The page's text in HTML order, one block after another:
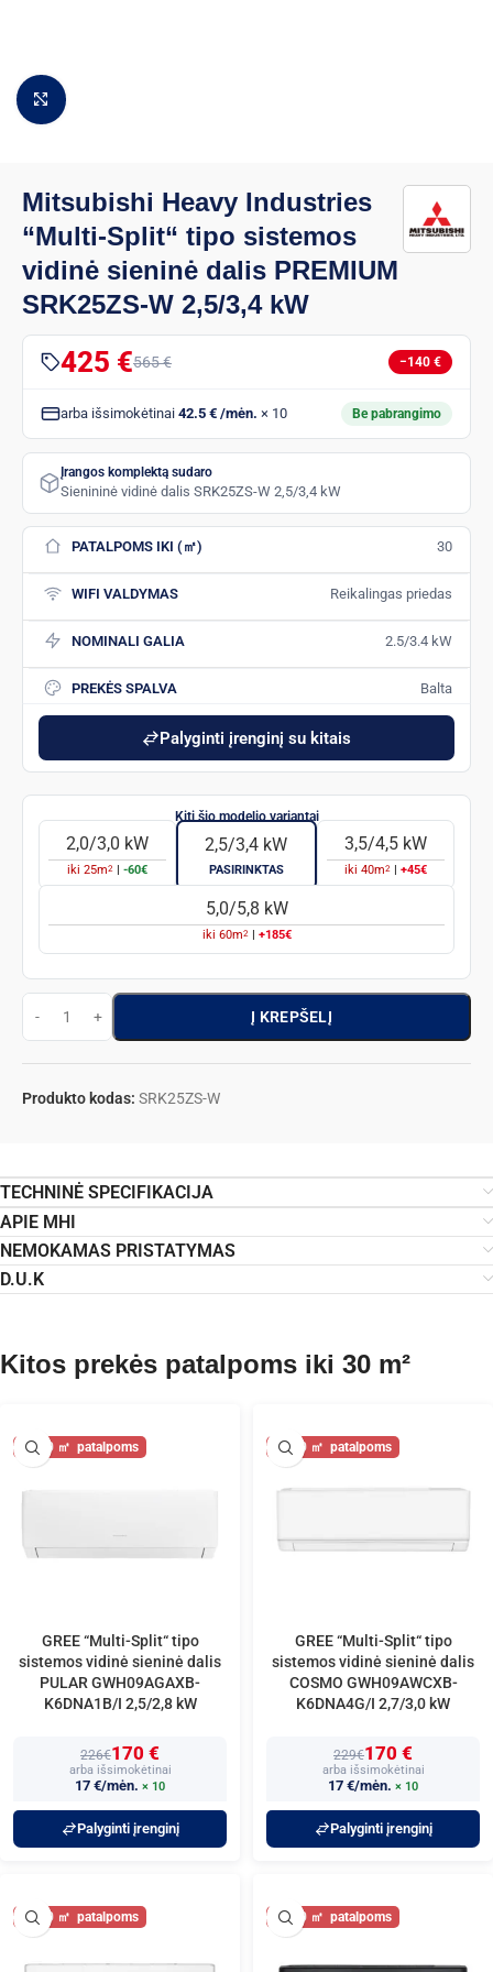
Padidinti vaizdą
Mitsubishi Heavy Industries
“Multi-Split“ tipo sistemos
vidinė sieninė dalis PREMIUM
SRK25ZS-W 2,5/3,4 kW
425 €565 € −140 €
arba išsimokėtinai 42.5 € /mėn. × 10 Be pabrangimo
Įrangos komplektą sudaro
Sienininė vidinė dalis SRK25ZS-W 2,5/3,4 kW
PATALPOMS IKI (㎡) 30
WIFI VALDYMAS Reikalingas priedas
NOMINALI GALIA 2.5/3.4 kW
PREKĖS SPALVA Balta
Palyginti įrenginį su kitais
2,0/3,0 kW
iki25m2 -60€
2,5/3,4 kW
PASIRINKTAS
3,5/4,5 kW
iki 40m2 +45€
5,0/5,8 kW
iki 60m2 +185€
Į KREPŠELĮ
Produkto kodas: SRK25ZS-W
TECHNINĖ SPECIFIKACIJA
APIE MHI
NEMOKAMAS PRISTATYMAS
D.U.K
Kitos prekės patalpoms iki 30 m²
30
GREE “Multi-Split“ tipo
sistemos vidinė sieninė dalis
PULAR GWH09AGAXB-
K6DNA1B/I 2,5/2,8 kW
226€170 €
arba išsimokėtinai
17 €/mėn. × 10
Palyginti įrenginį
30
GREE “Multi-Split“ tipo
sistemos vidinė sieninė dalis
COSMO GWH09AWCXB-
K6DNA4G/I 2,7/3,0 kW
229€170 €
arba išsimokėtinai
17 €/mėn. × 10
Palyginti įrenginį
30 30